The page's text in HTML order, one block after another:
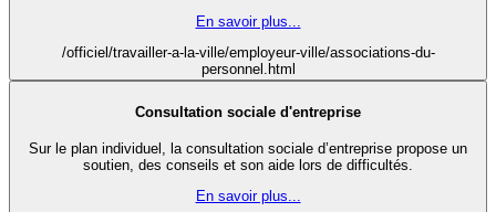
En savoir plus...
/officiel/travailler-a-la-ville/employeur-ville/associations-du-
personnel.html
Consultation sociale d'entreprise
Sur le plan individuel, la consultation sociale d’entreprise propose un
soutien, des conseils et son aide lors de difficultés.
En savoir plus...